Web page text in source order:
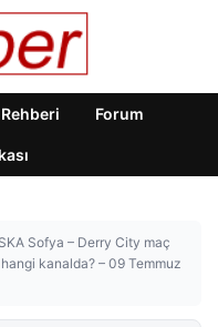
Forum
Sofya – Derry City maç
kanalda? – 09 Temmuz